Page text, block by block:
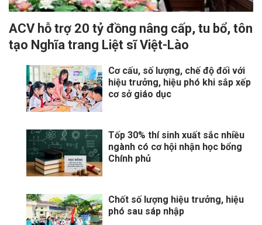
ACV hỗ trợ 20 tỷ đồng nâng cấp, tu bổ, tôn
tạo Nghĩa trang Liệt sĩ Việt-Lào
Cơ cấu, số lượng, chế độ đối với
hiệu trưởng, hiệu phó khi sắp xếp
cơ sở giáo dục
Tốp 30% thí sinh xuất sắc nhiều
ngành có cơ hội nhận học bổng
Chính phủ
Chốt số lượng hiệu trưởng, hiệu
phó sau sáp nhập